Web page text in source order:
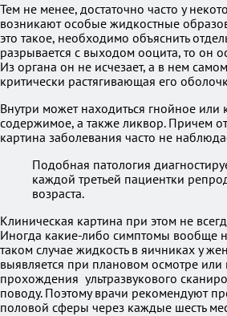
Тем не менее, достаточно часто у
возникают особые жидкостные
это такое, необходимо объяснить
разрывается с выходом ооцита, то он
Из органа он не исчезает, а в нем
критически растягивающая его
Внутри может находиться гнойное или
содержимое, а также ликвор. Причем
картина заболевания часто не
Подобная патология
каждой третьей пациентки
возраста.
Клиническая картина при этом не
Иногда какие-либо симптомы вообще
таком случае жидкость в яичниках у
выявляется при плановом осмотре или
прохождения ультразвукового
поводу. Поэтому врачи рекомендуют
половой сферы через каждые шесть